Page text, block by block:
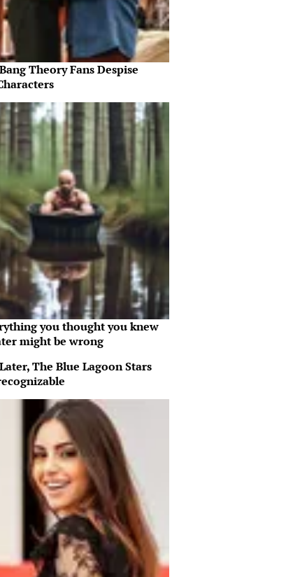
Theory Fans Despise
you thought you knew
might be wrong
The Blue Lagoon Stars